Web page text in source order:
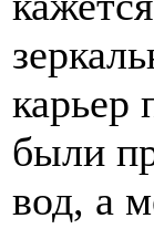
карьер
были
вод, а